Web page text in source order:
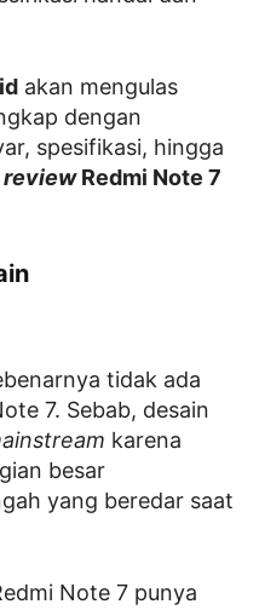
akan mengulas
dengan
spesifikasi, hingga
reviewRedmi Note 7
tidak ada
7. Sebab, desain
karena
besar
yang beredar saat
Note 7 punya